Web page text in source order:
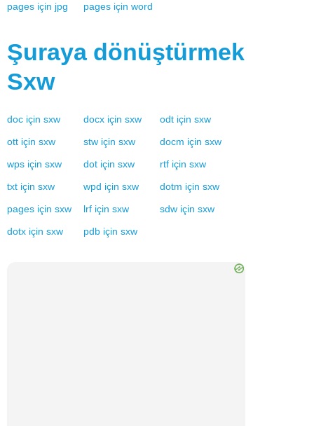
pages için jpg pages için word
Şuraya dönüştürmek
Sxw
doc için sxw docx için sxw odt için sxw
ott için sxw stw için sxw docm için sxw
wps için sxw dot için sxw rtf için sxw
txt için sxw wpd için sxw dotm için sxw
pages için sxw lrf için sxw sdw için sxw
dotx için sxw pdb için sxw